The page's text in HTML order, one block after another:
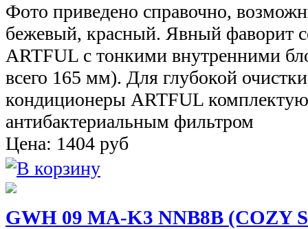
Фото приведено справочно,
бежевый, красный. Явный фаворит
ARTFUL с тонкими внутренними
всего 165 мм). Для глубокой
кондиционеры ARTFUL
антибактериальным фильтром
Цена: 1404 руб
GWH 09 MA-K3 NNB8B (COZY